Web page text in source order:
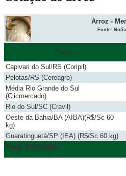
Arroz -
Fonte:
Praça
Capivari do Sul/RS (Coripil)
Pelotas/RS (Cereagro)
Média Rio Grande do Sul
(Clicmercado)
Rio do Sul/SC (Cravil)
Oeste da Bahia/BA (AIBA)(R$/Sc 60
kg)
Guaratinguetá/SP (IEA) (R$/Sc 60 kg)
Fech. 07/08/2026